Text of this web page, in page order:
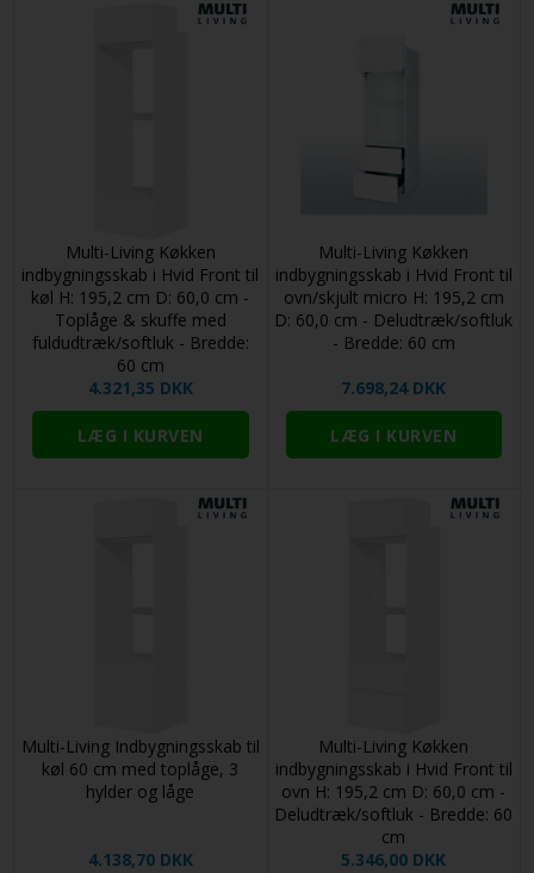
Multi-Living Køkken
indbygningsskab i Hvid Front til
køl H: 195,2 cm D: 60,0 cm -
Toplåge & skuffe med
fuldudtræk/softluk - Bredde:
60 cm
4.321,35 DKK
Multi-Living Køkken
indbygningsskab i Hvid Front til
ovn/skjult micro H: 195,2 cm
D: 60,0 cm - Deludtræk/softluk
- Bredde: 60 cm
7.698,24 DKK
Multi-Living Indbygningsskab til
køl 60 cm med toplåge, 3
hylder og låge
4.138,70 DKK
Multi-Living Køkken
indbygningsskab i Hvid Front til
ovn H: 195,2 cm D: 60,0 cm -
Deludtræk/softluk - Bredde: 60
cm
5.346,00 DKK